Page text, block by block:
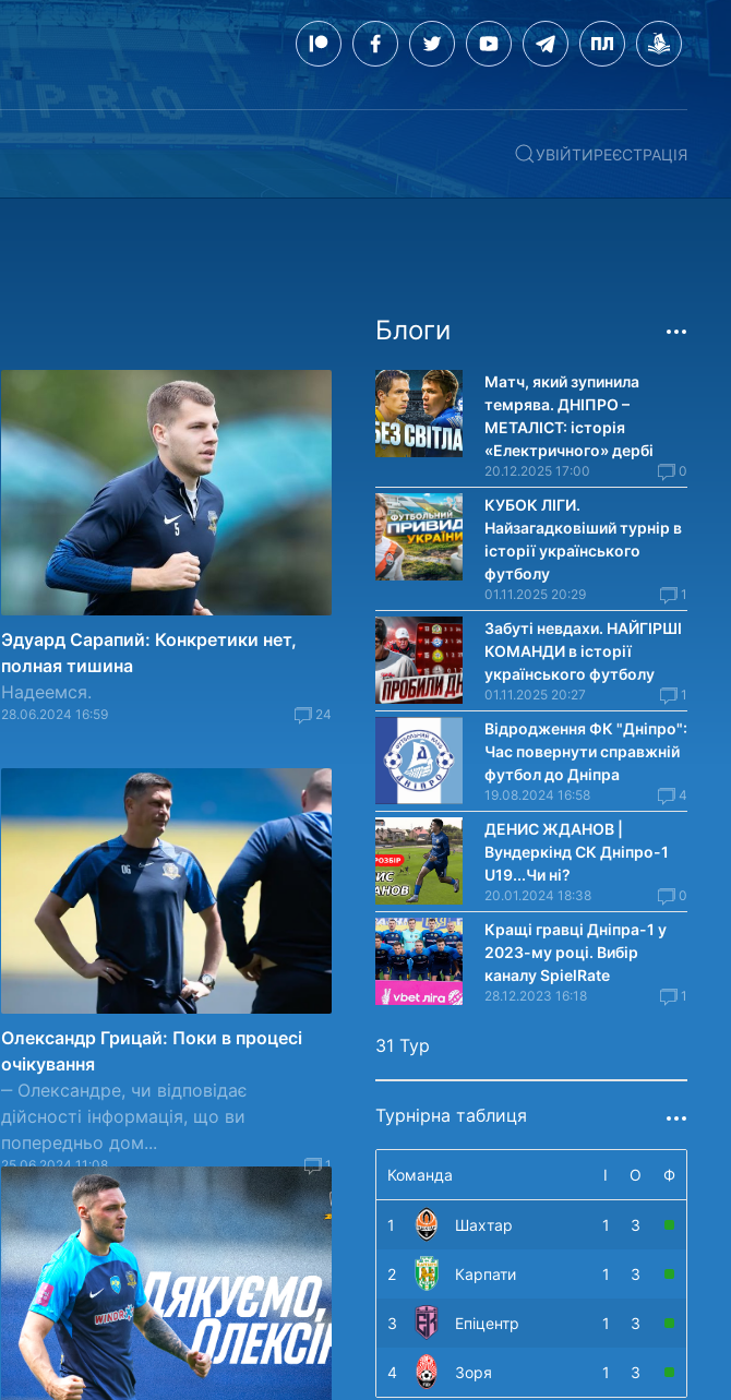
УВІЙТИРЕЄСТРАЦІЯ
Эдуард Сарапий: Конкретики нет,
полная тишина
Надеемся.
28.06.2024 16:59 24
Олександр Грицай: Поки в процесі
очікування
‒ Олександре, чи відповідає
дійсності інформація, що ви
попередньо дом...
25.06.2024 11:08 1
Блоги
Матч, який зупинила
темрява. ДНІПРО –
МЕТАЛІСТ: історія
«Електричного» дербі
20.12.2025 17:00 0
КУБОК ЛІГИ.
Найзагадковіший турнір в
історії українського
футболу
01.11.2025 20:29 1
Забуті невдахи. НАЙГІРШІ
КОМАНДИ в історії
українського футболу
01.11.2025 20:27 1
Відродження ФК "Дніпро":
Час повернути справжній
футбол до Дніпра
19.08.2024 16:58 4
ДЕНИС ЖДАНОВ |
Вундеркінд СК Дніпро-1
U19...Чи нi?
20.01.2024 18:38 0
Кращі гравці Дніпра-1 у
2023-му році. Вибiр
каналу SpielRate
28.12.2023 16:18 1
31 Тур
Турнірна таблиця
Команда І О Ф
1 Шахтар 1 3
2 Карпати 1 3
3 Епіцентр 1 3
4 Зоря 1 3